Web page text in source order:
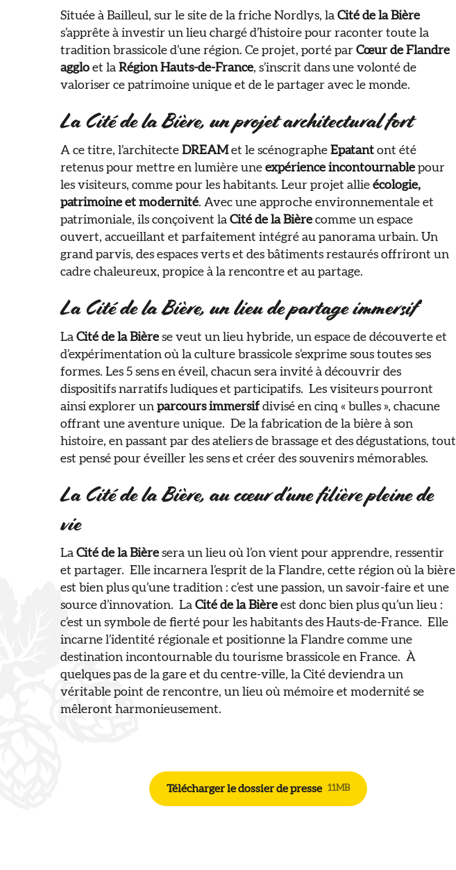
Située à Bailleul, sur le site de la friche Nordlys, la Cité de la Bière
s’apprête à investir un lieu chargé d’histoire pour raconter toute la
tradition brassicole d’une région. Ce projet, porté par Cœur de Flandre
agglo et la Région Hauts-de-France, s’inscrit dans une volonté de
valoriser ce patrimoine unique et de le partager avec le monde. ​
La Cité de la Bière, un projet architectural fort
A ce titre, l’architecte DREAMet le scénographe Epatant ont été
retenus pour mettre en lumière une expérience incontournable pour
les visiteurs, comme pour les habitants. Leur projet allie écologie,
patrimoine et modernité. Avec une approche environnementale et
patrimoniale, ils conçoivent la Cité de la Bière comme un espace
ouvert, accueillant et parfaitement intégré au panorama urbain. Un
grand parvis, des espaces verts et des bâtiments restaurés offriront un
cadre chaleureux, propice à la rencontre et au partage. ​
La Cité de la Bière, un lieu de partage immersif
La Cité de la Bière se veut un lieu hybride, un espace de découverte et
d’expérimentation où la culture brassicole s’exprime sous toutes ses
formes. Les 5 sens en éveil, chacun sera invité à découvrir des
dispositifs narratifs ludiques et participatifs. ​Les visiteurs pourront
ainsi explorer un parcours immersif divisé en cinq « bulles », chacune
offrant une aventure unique. ​ De la fabrication de la bière à son
histoire, en passant par des ateliers de brassage et des dégustations, tout
est pensé pour éveiller les sens et créer des souvenirs mémorables. ​
La Cité de la Bière, au cœur d’une filière pleine de
vie
La Cité de la Bière sera un lieu où l’on vient pour apprendre, ressentir
et partager. ​ Elle incarnera l’esprit de la Flandre, cette région où la bière
est bien plus qu’une tradition : c’est une passion, un savoir-faire et une
source d’innovation. ​ La Cité de la Bière est donc bien plus qu’un lieu :
c’est un symbole de fierté pour les habitants des Hauts-de-France. ​ Elle
incarne l’identité régionale et positionne la Flandre comme une
destination incontournable du tourisme brassicole en France. ​ À
quelques pas de la gare et du centre-ville, la Cité deviendra un
véritable point de rencontre, un lieu où mémoire et modernité se
mêleront harmonieusement. ​
Télécharger le dossier de presse 11MB